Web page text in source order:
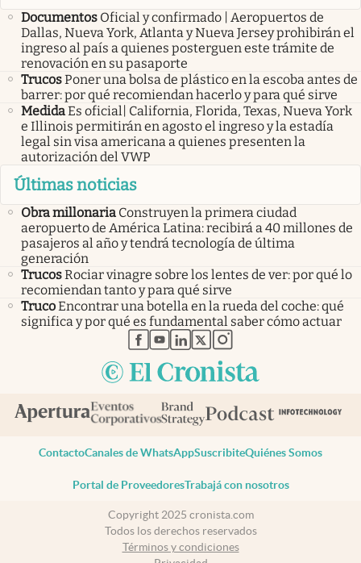
Documentos Oficial y confirmado | Aeropuertos de
Dallas, Nueva York, Atlanta y Nueva Jersey prohibirán el
ingreso al país a quienes posterguen este trámite de
renovación en su pasaporte
TrucosPoner una bolsa de plástico en la escoba antes de
barrer: por qué recomiendan hacerlo y para qué sirve
MedidaEs oficial| California, Florida, Texas, Nueva York
e Illinois permitirán en agosto el ingreso y la estadía
legal sin visa americana a quienes presenten la
autorización del VWP
Últimas noticias
Obra millonaria Construyen la primera ciudad
aeropuerto de América Latina: recibirá a 40 millones de
pasajeros al año y tendrá tecnología de última
generación
TrucosRociar vinagre sobre los lentes de ver: por qué lo
recomiendan tanto y para qué sirve
TrucoEncontrar una botella en la rueda del coche: qué
significa y por qué es fundamental saber cómo actuar
abre en nueva pestaña
abre en nueva pestaña
abre en nueva pestaña
abre en nueva pestaña
abre en nueva pestaña
ContactoCanales de WhatsAppSuscribiteQuiénes Somos
Portal de ProveedoresTrabajá con nosotros
Copyright 2025 cronista.com
Todos los derechos reservados
Términos y condiciones